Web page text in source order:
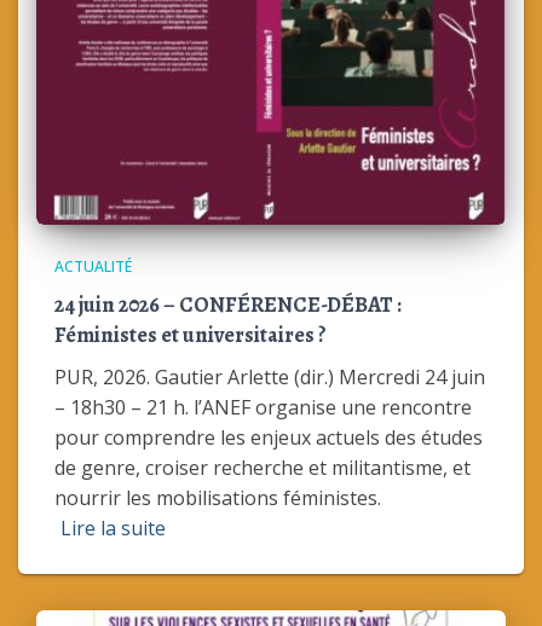
ACTUALITÉ
24 juin 2026 – CONFÉRENCE-DÉBAT :
Féministes et universitaires ?
PUR, 2026. Gautier Arlette (dir.) Mercredi 24 juin
– 18h30 – 21 h. l’ANEF organise une rencontre
pour comprendre les enjeux actuels des études
de genre, croiser recherche et militantisme, et
nourrir les mobilisations féministes.
Lire la suite